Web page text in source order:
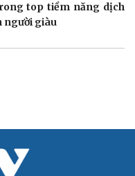
trang
Việt
top tiềm năng dịch
người giàu